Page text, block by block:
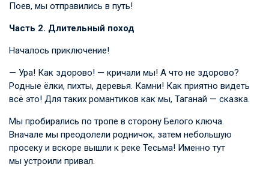
Поев, мы отправились в путь!
Часть 2. Длительный поход
Началось приключение!
— Ура! Как здорово! — кричали мы! А что не здорово?
Родные ёлки, пихты, деревья. Камни! Как приятно видеть
всё это! Для таких романтиков как мы, Таганай — сказка.
Мы пробирались по тропе в сторону Белого ключа.
Вначале мы преодолели родничок, затем небольшую
просеку и вскоре вышли к реке Тесьма! Именно тут
мы устроили привал.